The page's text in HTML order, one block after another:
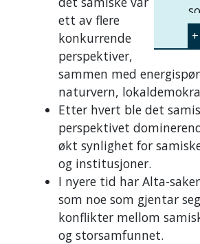
ett av flere
konkurrende
perspektiver,
sammen med
naturvern,
Etter hvert ble det
perspektivet
økt synlighet for
og institusjoner.
I nyere tid har Alta-
som noe som gjentar
konflikter mellom
og storsamfunnet.